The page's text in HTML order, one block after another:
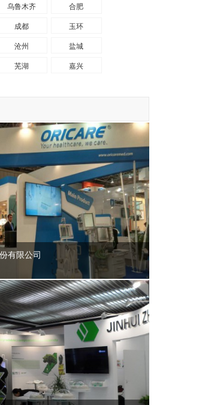
乌鲁木齐
合肥
成都
玉环
沧州
盐城
芜湖
嘉兴
有限公司